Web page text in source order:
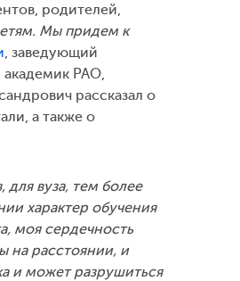
родителей,
Мы придем к
, заведующий
РАО,
рассказал о
а также о
для вуза, тем более
характер обучения
моя сердечность
на расстоянии, и
и может разрушиться